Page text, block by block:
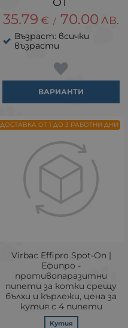
35.79 € / 70.00 ЛВ.
Възраст: всички
възрасти
ВАРИАНТИ
Virbac Effipro Spot-On |
Ефипро -
противопаразитни
пипети за котки срещу
бълхи и кърлежи, цена за
кутия с 4 пипети
Кутия
ДОСТАВКА ОТ 1 ДО 3 РАБОТНИ ДНИ